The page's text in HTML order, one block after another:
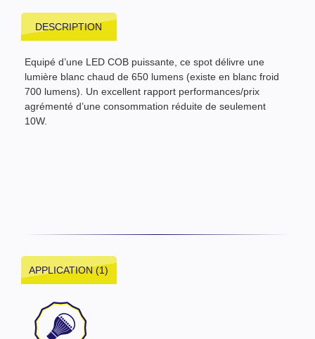
DESCRIPTION
Equipé d’une LED COB puissante, ce spot délivre une
lumière blanc chaud de 650 lumens (existe en blanc froid
700 lumens). Un excellent rapport performances/prix
agrémenté d’une consommation réduite de seulement
10W.
APPLICATION (1)